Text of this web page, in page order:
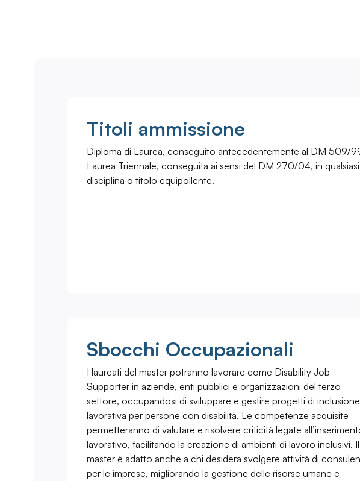
Titoli ammissione
Diploma di Laurea, conseguito antecedentemente al DM 509/
Laurea Triennale, conseguita ai sensi del DM 270/04, in qualsiasi
disciplina o titolo equipollente.
Sbocchi Occupazionali
I laureati del master potranno lavorare come Disability Job
Supporter in aziende, enti pubblici e organizzazioni del terzo
settore, occupandosi di sviluppare e gestire progetti di inclusione
lavorativa per persone con disabilità. Le competenze acquisite
permetteranno di valutare e risolvere criticità legate
lavorativo, facilitando la creazione di ambienti di lavoro inclusivi. Il
master è adatto anche a chi desidera svolgere attività di
per le imprese, migliorando la gestione delle risorse umane e